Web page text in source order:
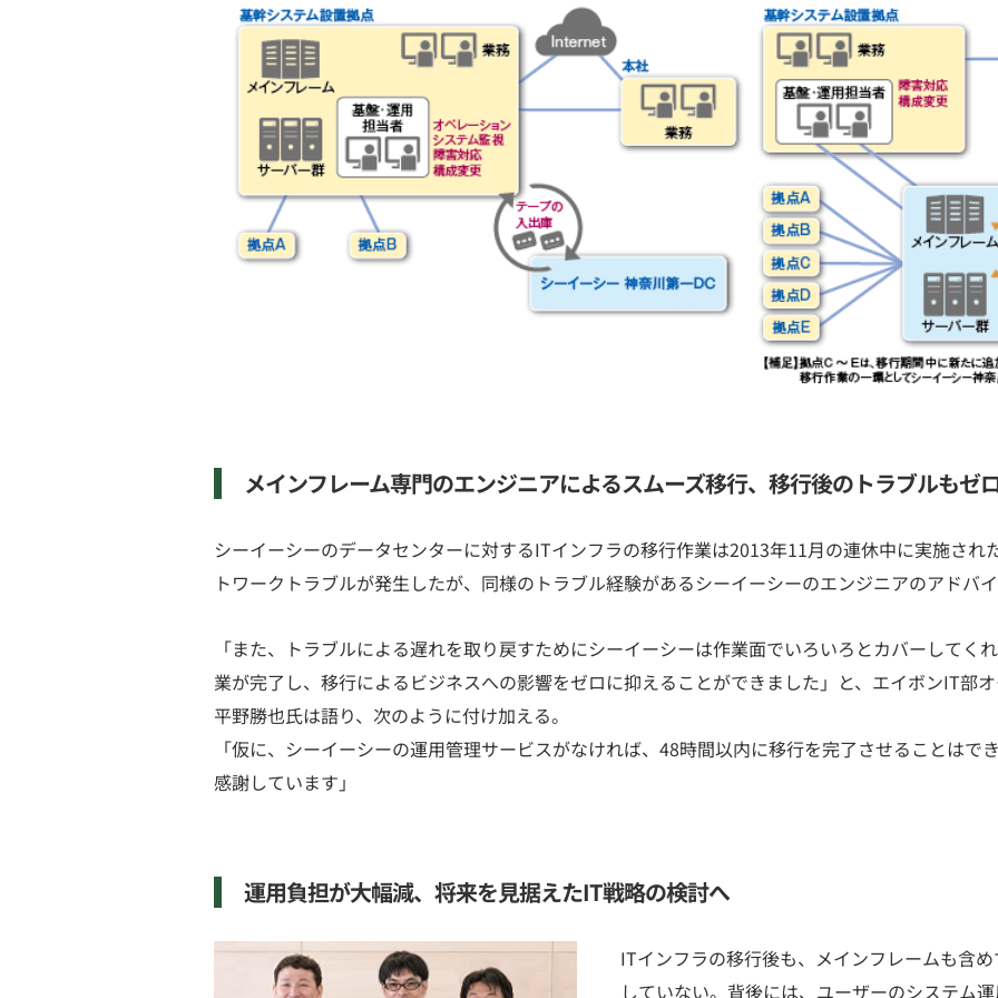
メインフレーム専門のエンジニアによるスムーズ移行、移行後のトラブルもゼ
シーイーシーのデータセンターに対するITインフラの移行作業は2013年11月の連休中に実施され
トワークトラブルが発生したが、同様のトラブル経験があるシーイーシーのエンジニアのアドバ
「また、トラブルによる遅れを取り戻すためにシーイーシーは作業面でいろいろとカバーしてく
業が完了し、移行によるビジネスへの影響をゼロに抑えることができました」と、エイボンIT部
平野勝也氏は語り、次のように付け加える。
「仮に、シーイーシーの運用管理サービスがなければ、48時間以内に移行を完了させることはで
感謝しています」
運用負担が大幅減、将来を見据えたIT戦略の検討へ
ITインフラの移行後も、メインフレームも含
していない。背後には、ユーザーのシステム